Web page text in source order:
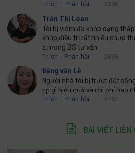
Thích Phản hồi 3366
Trần Thị Loan
Tôi bị viêm đa khớp dạng
khớp,điều trị rất nhiều chưa
ạ.mong BS tư vấn
Thích Phản hồi 2638
Đậng văn Lễ
Người nhà tôi bị trượt đốt
pp gì hiệu quả và chi phí bao
Thích Phản hồi 2252
BÀI VIẾT LIÊN